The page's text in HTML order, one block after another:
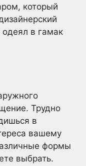
который
в гамак
Трудно
в
вашему
формы
выбрать.